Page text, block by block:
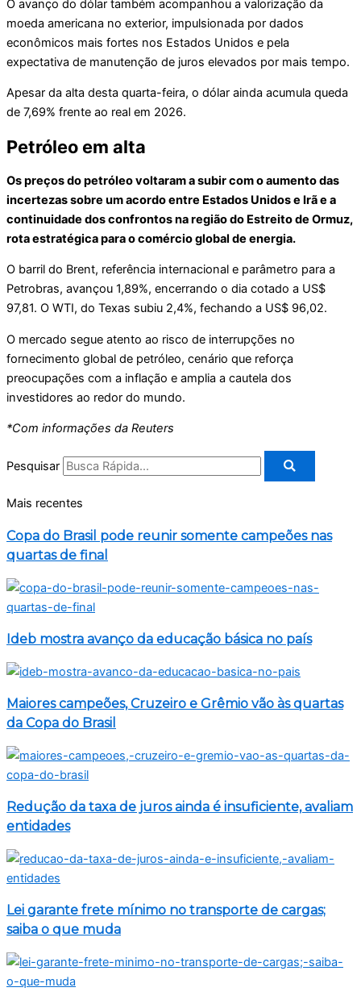
O avanço do dólar também acompanhou a valorização da
moeda americana no exterior, impulsionada por dados
econômicos mais fortes nos Estados Unidos e pela
expectativa de manutenção de juros elevados por mais tempo.
Apesar da alta desta quarta-feira, o dólar ainda acumula queda
de 7,69% frente ao real em 2026.
Petróleo em alta
Os preços do petróleo voltaram a subir com o aumento das
incertezas sobre um acordo entre Estados Unidos e Irã e a
continuidade dos confrontos na região do Estreito de Ormuz,
rota estratégica para o comércio global de energia.
O barril do Brent, referência internacional e parâmetro para a
Petrobras, avançou 1,89%, encerrando o dia cotado a US$
97,81. O WTI, do Texas subiu 2,4%, fechando a US$ 96,02.
O mercado segue atento ao risco de interrupções no
fornecimento global de petróleo, cenário que reforça
preocupações com a inflação e amplia a cautela dos
investidores ao redor do mundo.
*Com informações da Reuters
Pesquisar
Mais recentes
Copa do Brasil pode reunir somente campeões nas
quartas de final
Ideb mostra avanço da educação básica no país
Maiores campeões, Cruzeiro e Grêmio vão às quartas
da Copa do Brasil
Redução da taxa de juros ainda é insuficiente, avaliam
entidades
Lei garante frete mínimo no transporte de cargas;
saiba o que muda